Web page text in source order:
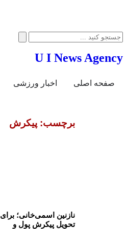
U I News Agency
صفحه اصلی اخبار ورزشی
برچسب: پیکرش
نازنین اسمی‌خانی؛ برای
تحویل پیکرش پول و